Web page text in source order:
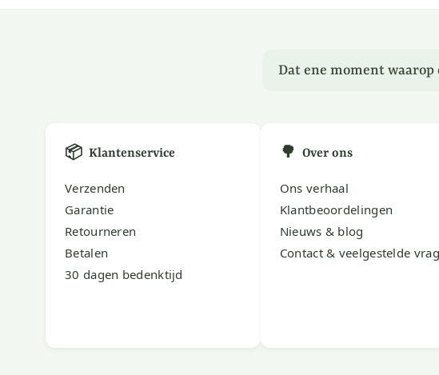
Dat ene moment
📦 Klantenservice
Verzenden
Garantie
Retourneren
Betalen
30 dagen bedenktijd
🌳 Over ons
Ons verhaal
Klantbeoordelingen
Nieuws & blog
Contact & veelgestelde